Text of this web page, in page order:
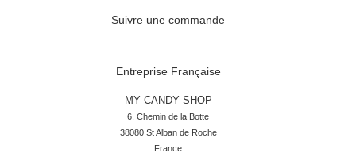
Suivre une commande
Entreprise Française
MY CANDY SHOP
6, Chemin de la Botte
38080 St Alban de Roche
France